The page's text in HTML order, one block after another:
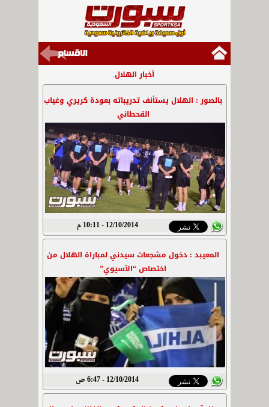
أخبار الهلال
بالصور : الهلال يستأنف تدريباته بعودة كريري وغياب
القحطاني
12/10/2014 - 10:11 م
المعيبد : دخول مشجعات سيدني لمباراة الهلال من
اختصاص “الآسيوي”
12/10/2014 - 6:47 ص